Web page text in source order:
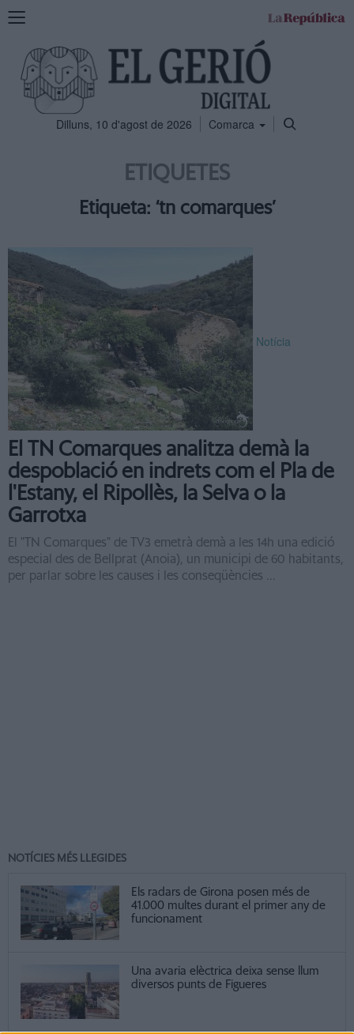
Mostra
navegació
Dilluns, 10 d'agost de 2026 Comarca
ETIQUETES
Etiqueta: ‘tn comarques’
Notícia
El TN Comarques analitza demà la
despoblació en indrets com el Pla de
l'Estany, el Ripollès, la Selva o la
Garrotxa
El "TN Comarques" de TV3 emetrà demà a les 14h una edició
especial des de Bellprat (Anoia), un municipi de 60 habitants,
per parlar sobre les causes i les conseqüències ...
NOTÍCIES MÉS LLEGIDES
Els radars de Girona posen més de
41.000 multes durant el primer any de
funcionament
Una avaria elèctrica deixa sense llum
diversos punts de Figueres